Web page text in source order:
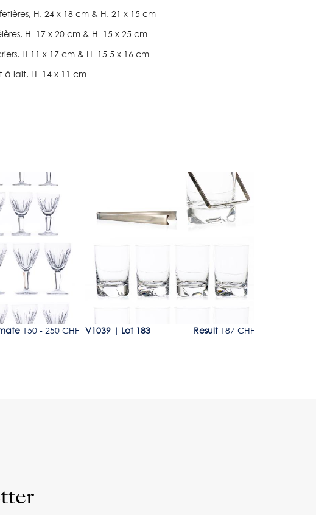
H. 24 x 18 cm & H. 21 x 15 cm
H. 17 x 20 cm & H. 15 x 25 cm
H.11 x 17 cm & H. 15.5 x 16 cm
à lait, H. 14 x 11 cm
150 - 250 CHF V1039 Lot 183 Result187 CHF